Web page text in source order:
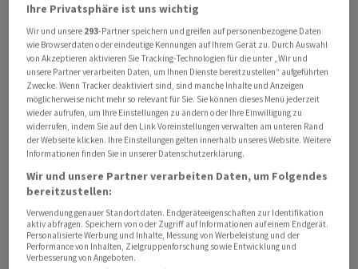
veröffentlichten ⁠Studie des arbeitgebernahen Instituts
der deutschen Wirtschaft (IW) hervorgeht. Seit dem
Höchststand 2022 habe sich das ‌Geschäft mit der
Volksrepublik sogar mehr als halbiert. ‌Damals
exportierten die Hersteller noch ​Waren im Wert von fast
30 Milliarden Euro, während es 2025 weniger als 14
Milliarden Euro waren.
Auch andere deutsche Schlüsselindustrien sind der
Studie zufolge betroffen. So habe der Maschinenbau
die Automobilindustrie zwar als wichtigste
Exportbranche für China abgelöst, ‌doch auch hier
gingen die Ausfuhren 2025 um fast zehn Prozent zurück.
Ihre Privatsphäre ist uns wichtig
Wir und unsere 293-Partner speichern und greifen auf personenbezogene Daten
wie Browserdaten oder eindeutige Kennungen auf Ihrem Gerät zu. Durch Auswahl
von Akzeptieren aktivieren Sie Tracking-Technologien für die unter „Wir und
unsere Partner verarbeiten Daten, um Ihnen Dienste bereitzustellen“ aufgeführten
Zwecke. Wenn Tracker deaktiviert sind, sind manche Inhalte und Anzeigen
möglicherweise nicht mehr so relevant für Sie. Sie können dieses Menü jederzeit
wieder aufrufen, um Ihre Einstellungen zu ändern oder Ihre Einwilligung zu
widerrufen, indem Sie auf den Link Voreinstellungen verwalten am unteren Rand
der Webseite klicken. Ihre Einstellungen gelten innerhalb unseres Website. Weitere
Informationen finden Sie in unserer Datenschutzerklärung.
Wir und unsere Partner verarbeiten Daten, um Folgendes
bereitzustellen:
Verwendung genauer Standortdaten. Endgeräteeigenschaften zur Identifikation
aktiv abfragen. Speichern von oder Zugriff auf Informationen auf einem Endgerät.
Personalisierte Werbung und Inhalte, Messung von Werbeleistung und der
Performance von Inhalten, Zielgruppenforschung sowie Entwicklung und
Verbesserung von Angeboten.